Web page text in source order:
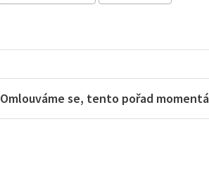
Omlouváme se, tento pořad